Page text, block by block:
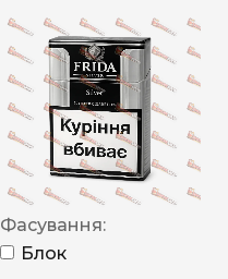
Фасування:
Блок